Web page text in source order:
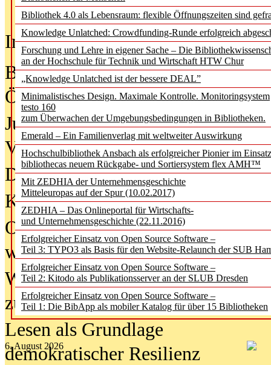
Bibliothek 4.0 als Lebensraum: flexible Öffnungszeiten sind
Knowledge Unlatched: Crowdfunding-Runde erfolgreich
Forschung und Lehre in eigener Sache – Die
an der Hochschule für Technik und Wirtschaft HTW Chur
„Knowledge Unlatched ist der bessere DEAL”
Minimalistisches Design. Maximale Kontrolle. Monitoringsystem
testo 160
zum Überwachen der Umgebungsbedingungen in Bibliotheken.
Emerald – Ein Familienverlag mit weltweiter Auswirkung
Hochschulbibliothek Ansbach als erfolgreicher Pionier im
bibliothecas neuem Rückgabe- und Sortiersystem flex AMH™
Mit ZEDHIA der Unternehmensgeschichte
Mitteleuropas auf der Spur (10.02.2017)
ZEDHIA – Das Onlineportal für Wirtschafts-
und Unternehmensgeschichte (22.11.2016)
Erfolgreicher Einsatz von Open Source Software –
Teil 3: TYPO3 als Basis für den Website-Relaunch der SUB
Erfolgreicher Einsatz von Open Source Software –
Teil 2: Kitodo als Publikationsserver an der SLUB Dresden
Erfolgreicher Einsatz von Open Source Software –
Teil 1: Die BibApp als mobiler Katalog für über 15 Bibliotheken
6. August 2026
In der Ausgabe05/2026(Juni/Juli
Bürgerforum fordert mehr
Öffentlichkeit
Jugendliche wollen besseren
Verbote
Digitale Langzeit­archi­vierung
KI-Chatbots werden Teil der
Offene Infrastrukturen für
wissenschaftliche
Warum die Debatte über KI-Texte
zu kurz greift
Lesen als Grundlage
demokratischer Resilienz